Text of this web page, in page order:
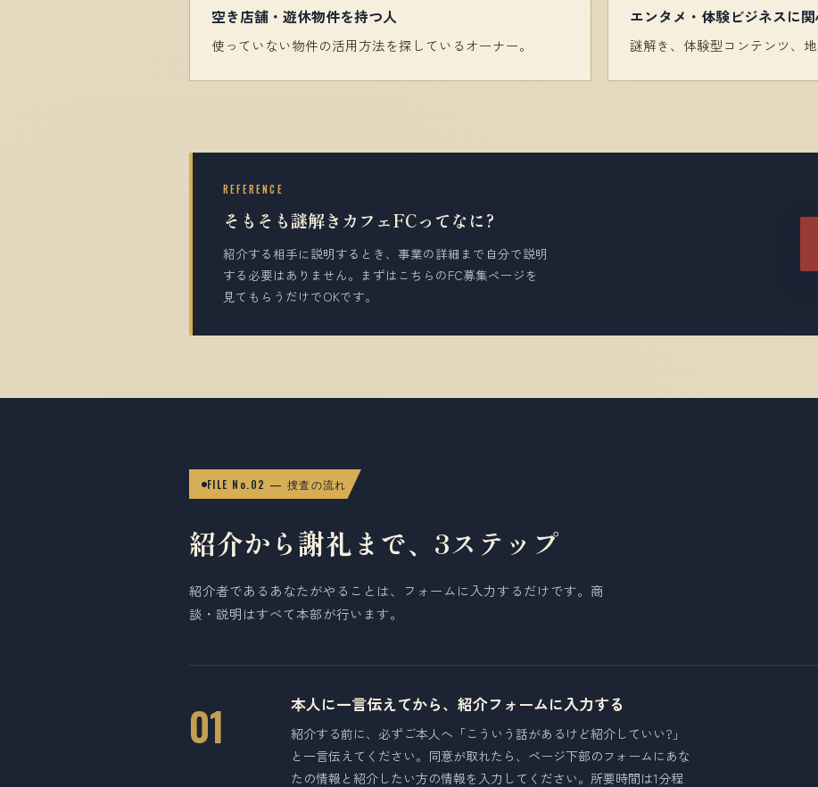
空き店舗・遊休物件を持つ人
使っていない物件の活用方法を探しているオーナー。
エンタメ・体験ビジネスに
謎解き、体験型コンテンツ、
REFERENCE
そもそも謎解きカフェFCってなに?
紹介する相手に説明するとき、事業の詳細まで自分で説明
する必要はありません。まずはこちらのFC募集ページを
見てもらうだけでOKです。
FILE No.02 — 捜査の流れ
紹介から謝礼まで、3ステップ
紹介者であるあなたがやることは、フォームに入力するだけです。商
談・説明はすべて本部が行います。
01 本人に一言伝えてから、紹介フォームに入力する
紹介する前に、必ずご本人へ「こういう話があるけど紹介していい?」
と一言伝えてください。同意が取れたら、ページ下部のフォームにあな
たの情報と紹介したい方の情報を入力してください。所要時間は1分程